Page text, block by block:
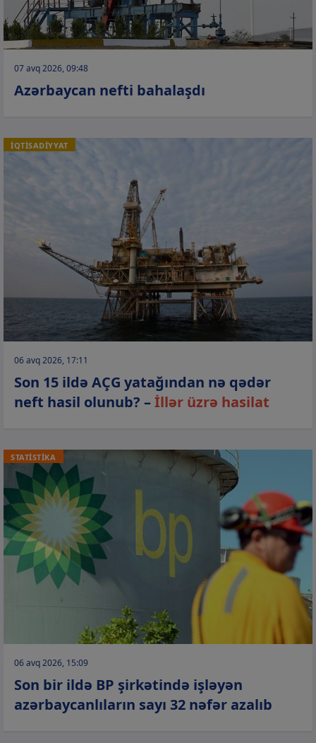
07 avq 2026, 09:48
Azərbaycan nefti bahalaşdı
İQTİSADİYYAT
06 avq 2026, 17:11
Son 15 ildə AÇG yatağından nə qədər
neft hasil olunub? –İllər üzrə hasilat
STATİSTİKA
06 avq 2026, 15:09
Son bir ildə BP şirkətində işləyən
azərbaycanlıların sayı 32 nəfər azalıb